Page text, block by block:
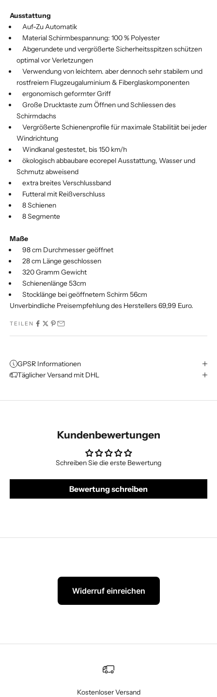
Ausstattung
Auf-Zu Automatik
Material Schirmbespannung: 100 % Polyester
Abgerundete und vergrößerte Sicherheitsspitzen schützen
optimal vor Verletzungen
Verwendung von leichtem. aber dennoch sehr stabilem und
rostfreiem Flugzeugaluminium & Fiberglaskomponenten
ergonomisch geformter Griff
Große Drucktaste zum Öffnen und Schliessen des
Schirmdachs
Vergrößerte Schienenprofile für maximale Stabilität bei jeder
Windrichtung
Windkanal gestestet, bis 150 km/h
ökologisch abbaubare ecorepel Ausstattung, Wasser und
Schmutz abweisend
extra breites Verschlussband
Futteral mit Reißverschluss
8 Schienen
8 Segmente
Maße
98 cm Durchmesser geöffnet
28 cm Länge geschlossen
320 Gramm Gewicht
Schienenlänge 53cm
Stocklänge bei geöffnetem Schirm 56cm
Unverbindliche Preisempfehlung des Herstellers 69,99 Euro.
TEILEN
GPSR Informationen
Täglicher Versand mit DHL
Kundenbewertungen
Schreiben Sie die erste Bewertung
Bewertung schreiben
Widerruf einreichen
Kostenloser Versand